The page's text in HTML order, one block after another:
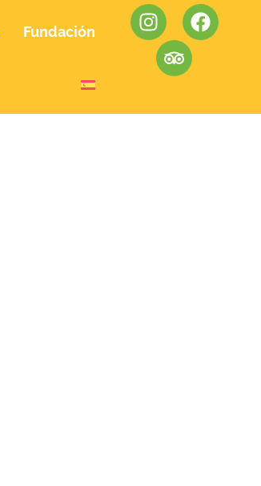
Fundación